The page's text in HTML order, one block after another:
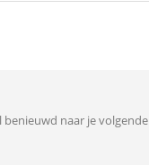
benieuwd naar je